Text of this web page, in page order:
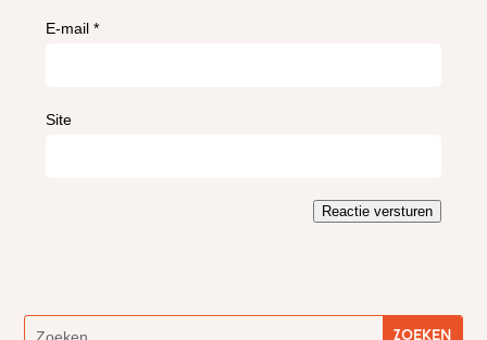
E-mail*
Site
Reactie versturen